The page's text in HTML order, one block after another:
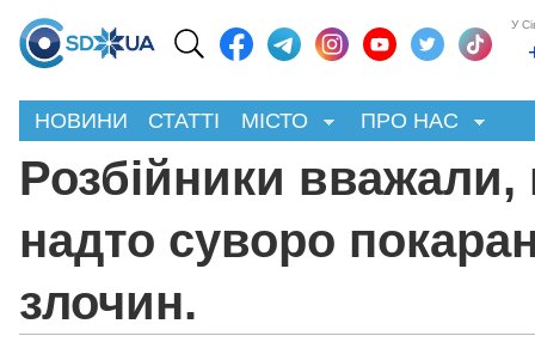
У
НОВИНИ СТАТТІ МІСТО ПРО НАС
Розбійники
надто суворо
злочин.